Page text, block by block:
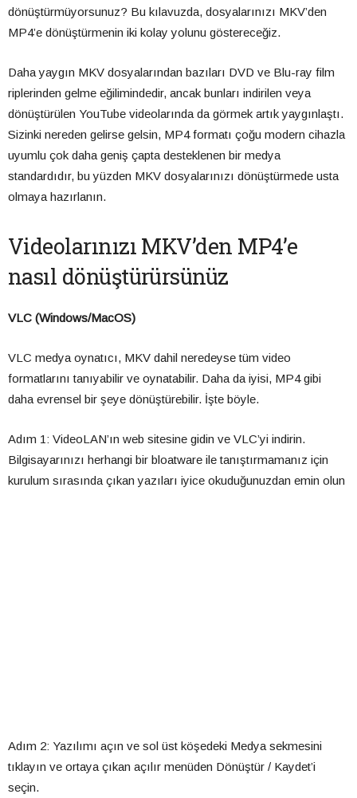
dönüştürmüyorsunuz? Bu kılavuzda, dosyalarınızı MKV’den
MP4’e dönüştürmenin iki kolay yolunu göstereceğiz.
Daha yaygın MKV dosyalarından bazıları DVD ve Blu-ray film
riplerinden gelme eğilimindedir, ancak bunları indirilen veya
dönüştürülen YouTube videolarında da görmek artık yaygınlaştı.
Sizinki nereden gelirse gelsin, MP4 formatı çoğu modern cihazla
uyumlu çok daha geniş çapta desteklenen bir medya
standardıdır, bu yüzden MKV dosyalarınızı dönüştürmede usta
olmaya hazırlanın.
Videolarınızı MKV’den MP4’e
nasıl dönüştürürsünüz
VLC (Windows/MacOS)
VLC medya oynatıcı, MKV dahil neredeyse tüm video
formatlarını tanıyabilir ve oynatabilir. Daha da iyisi, MP4 gibi
daha evrensel bir şeye dönüştürebilir. İşte böyle.
Adım 1: VideoLAN’ın web sitesine gidin ve VLC’yi indirin.
Bilgisayarınızı herhangi bir bloatware ile tanıştırmamanız için
kurulum sırasında çıkan yazıları iyice okuduğunuzdan emin olun
Adım 2: Yazılımı açın ve sol üst köşedeki Medya sekmesini
tıklayın ve ortaya çıkan açılır menüden Dönüştür / Kaydet’i
seçin.